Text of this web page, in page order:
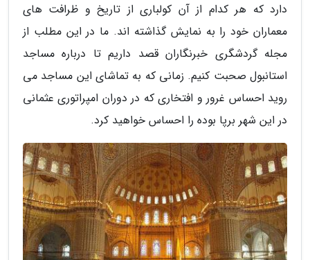
دارد که هر کدام از آن کولباری از تاریخ و ظرافت های
معماران خود را به نمایش گذاشته اند. ما در این مطلب از
مجله گردشگری خبرنگاران قصد داریم تا درباره مساجد
استانبول صحبت کنیم. زمانی که به تماشای این مساجد می
روید احساس غرور و افتخاری که در دوران امپراتوری عثمانی
در این شهر برپا بوده را احساس خواهید کرد.